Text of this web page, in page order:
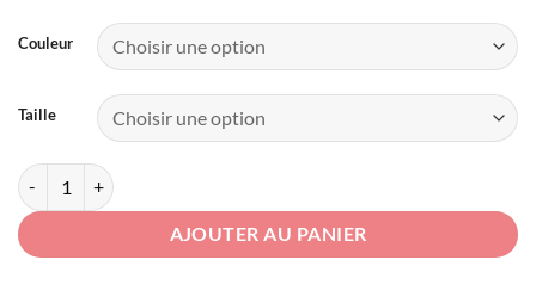
Couleur
Taille
quantité de Cagoule Latex Fetish
AJOUTER AU PANIER